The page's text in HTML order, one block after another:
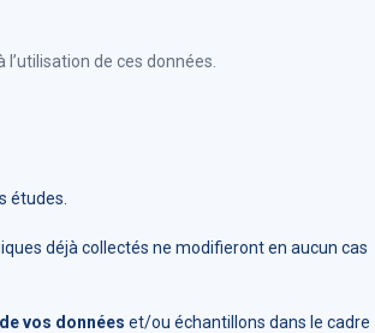
de ces données.
études.
déjà collectés ne modifieront en aucun cas
vos données et/ou échantillons dans le cadre